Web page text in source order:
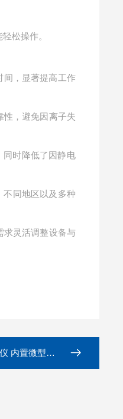
松操作。
间，显著提高工作
性，避免因离子失
同时降低了因静电
不同地区以及多种
求灵活调整设备与
微型采样泵